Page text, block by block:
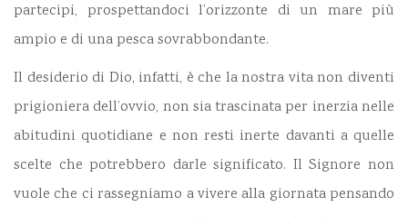
partecipi, prospettandoci l’orizzonte di un mare più
ampio e di una pesca sovrabbondante.
Il desiderio di Dio, infatti, è che la nostra vita non diventi
prigioniera dell’ovvio, non sia trascinata per inerzia nelle
abitudini quotidiane e non resti inerte davanti a quelle
scelte che potrebbero darle significato. Il Signore non
vuole che ci rassegniamo a vivere alla giornata pensando